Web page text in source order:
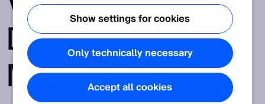
DE
MIDDLEWARE
Show settings for cookies
Only technically necessary
Accept all cookies